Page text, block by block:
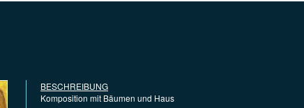
BESCHREIBUNG
Komposition mit Bäumen und Haus